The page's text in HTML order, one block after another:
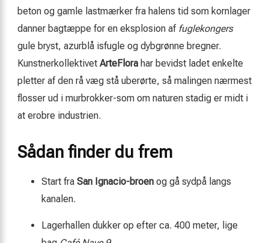
beton og gamle lastmærker fra halens tid som kornlager
danner bagtæppe for en eksplosion af fuglekongers
gule bryst, azurblå isfugle og dybgrønne bregner.
Kunstnerkollektivet ArteFlora har bevidst ladet enkelte
pletter af den rå væg stå uberørte, så malingen nærmest
flosser ud i murbrokker-som om naturen stadig er midt i
at erobre industrien.
Sådan finder du frem
Start fra San Ignacio-broen og gå sydpå langs
kanalen.
Lagerhallen dukker op efter ca. 400 meter, lige